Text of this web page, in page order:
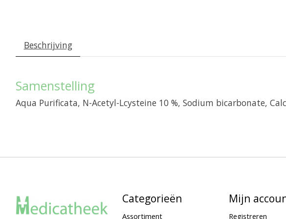
Beschrijving
Samenstelling
Aqua Purificata, N-Acetyl-Lcysteine 10 %, Sodium bicarbonate,
Categorieën
Assortiment
Mijn
Registreren